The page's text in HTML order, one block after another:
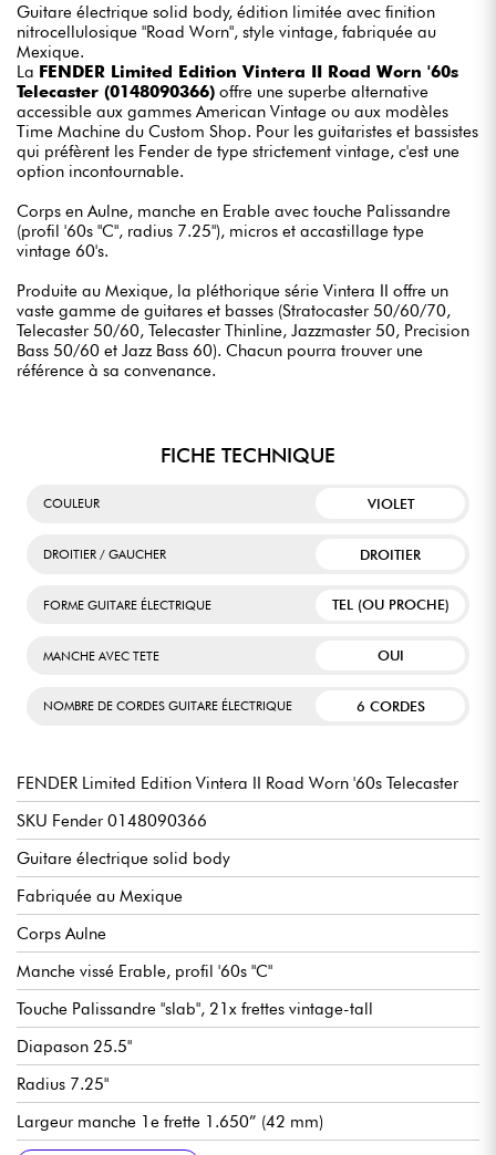
Guitare électrique solid body, édition limitée avec finition
nitrocellulosique "Road Worn", style vintage, fabriquée au
Mexique.
La FENDER Limited Edition Vintera II Road Worn '60s
Telecaster (0148090366) offre une superbe alternative
accessible aux gammes American Vintage ou aux modèles
Time Machine du Custom Shop. Pour les guitaristes et bassistes
qui préfèrent les Fender de type strictement vintage, c'est une
option incontournable.
Corps en Aulne, manche en Erable avec touche Palissandre
(profil '60s "C", radius 7.25"), micros et accastillage type
vintage 60's.
Produite au Mexique, la pléthorique série Vintera II offre un
vaste gamme de guitares et basses (Stratocaster 50/60/70,
Telecaster 50/60, Telecaster Thinline, Jazzmaster 50, Precision
Bass 50/60 et Jazz Bass 60). Chacun pourra trouver une
référence à sa convenance.
FICHE TECHNIQUE
COULEUR VIOLET
DROITIER / GAUCHER DROITIER
FORME GUITARE ÉLECTRIQUE TEL (OU PROCHE)
MANCHE AVEC TETE OUI
NOMBRE DE CORDES GUITARE ÉLECTRIQUE 6 CORDES
FENDER Limited Edition Vintera II Road Worn '60s Telecaster
SKU Fender 0148090366
Guitare électrique solid body
Fabriquée au Mexique
Corps Aulne
Manche vissé Erable, profil '60s "C"
Touche Palissandre "slab", 21x frettes vintage-tall
Diapason 25.5"
Radius 7.25"
Largeur manche 1e frette 1.650” (42 mm)
Largeur manche fin de touche 2.200” (55,88 mm)
Micros simple-bobinage Fender Vintage-Style '60s Single-Coil
Volume général
Tonalité générale
Sélecteur micros 3x positions
Chevalet Fender 3-Saddle Vintage-Style Tele® with Slotted
Mécaniques Fender Vintage-Style
Finition nitrocellulose brillant
Vendue avec housse Fender Deluxe Gig Bag